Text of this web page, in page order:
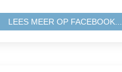
LEES MEER OP FACEBOOK...